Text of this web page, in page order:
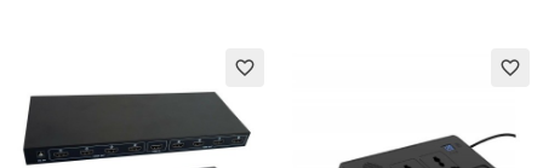
favorite_border favorite_border